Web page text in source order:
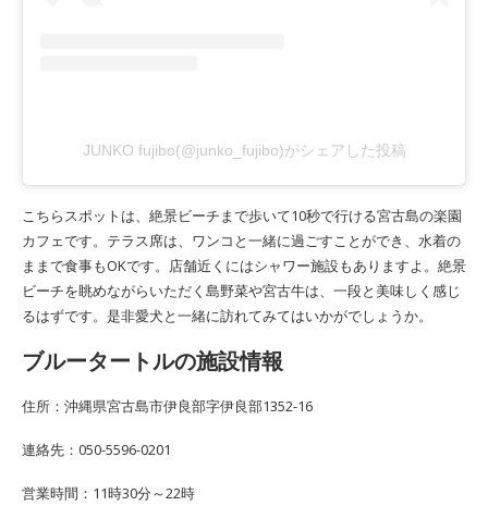
JUNKO fujibo(@junko_fujibo)がシェアした投稿
こちらスポットは、絶景ビーチまで歩いて10秒で行ける宮古島の楽園
カフェです。テラス席は、ワンコと一緒に過ごすことができ、水着の
ままで食事もOKです。店舗近くにはシャワー施設もありますよ。絶景
ビーチを眺めながらいただく島野菜や宮古牛は、一段と美味しく感じ
るはずです。是非愛犬と一緒に訪れてみてはいかがでしょうか。
ブルータートルの施設情報
住所：沖縄県宮古島市伊良部字伊良部1352-16
連絡先：050-5596-0201
営業時間：11時30分～22時